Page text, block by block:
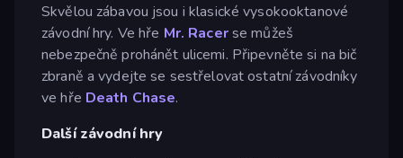
Skvělou zábavou jsou i klasické vysokooktanové
závodní hry. Ve hře Mr. Racerse můžeš
nebezpečně prohánět ulicemi. Připevněte si na bič
zbraně a vydejte se sestřelovat ostatní závodníky
ve hře Death Chase.
Další závodní hry